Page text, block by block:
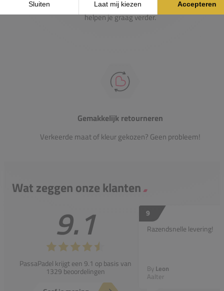
Heb je vragen over onze producten? Onze specialisten
helpen je graag verder.
Gemakkelijk retourneren
Verkeerde maat of kleur gekozen? Geen probleem!
Wat zeggen onze klanten
9.1
PassaPadel krijgt een 9.1 op basis van
1329 beoordelingen
9
Razendsnelle levering!
By Leon
Aalter